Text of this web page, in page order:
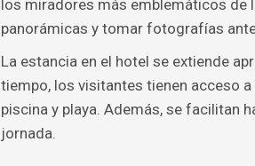
los miradores más emblemáticos
panorámicas y tomar fotografías
La estancia en el hotel se extiende
tiempo, los visitantes tienen acceso
piscina y playa. Además, se facilitan
jornada.